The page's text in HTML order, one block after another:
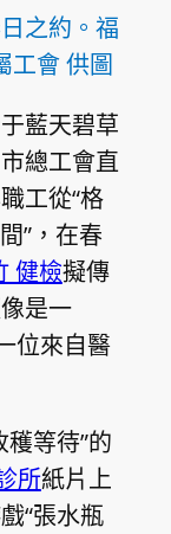
之約。福
工會 供圖
藍天碧草
總工會直
工從“格
”，在春
健檢擬傳
是一
位來自醫
等待”的
所紙片上
“張水瓶